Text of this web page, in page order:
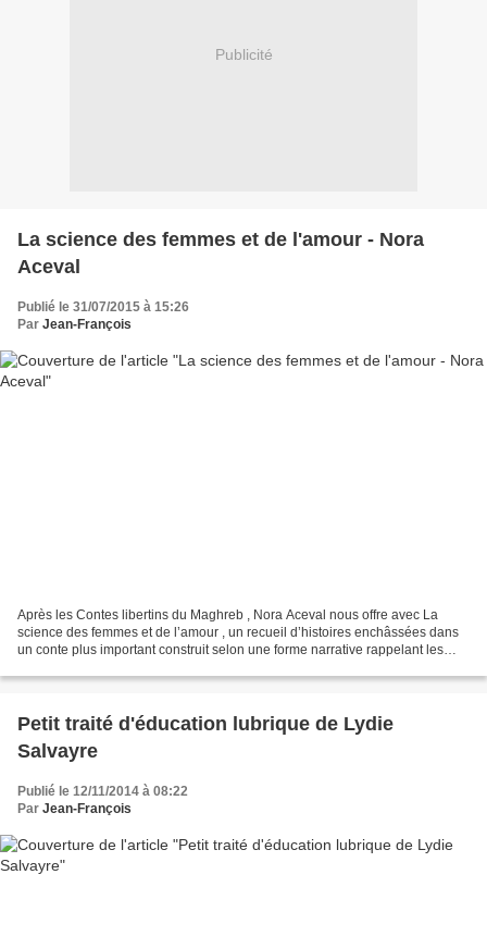
Publicité
La science des femmes et de l'amour - Nora
Aceval
Publié le 31/07/2015 à 15:26
Par Jean-François
Après les Contes libertins du Maghreb , Nora Aceval nous offre avec La
science des femmes et de l’amour , un recueil d’histoires enchâssées dans
un conte plus important construit selon une forme narrative rappelant les
Petit traité d'éducation lubrique de Lydie
Salvayre
Publié le 12/11/2014 à 08:22
Par Jean-François